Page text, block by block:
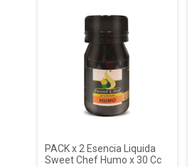
PACK x 2 Esencia Liquida
Sweet Chef Humo x 30 Cc